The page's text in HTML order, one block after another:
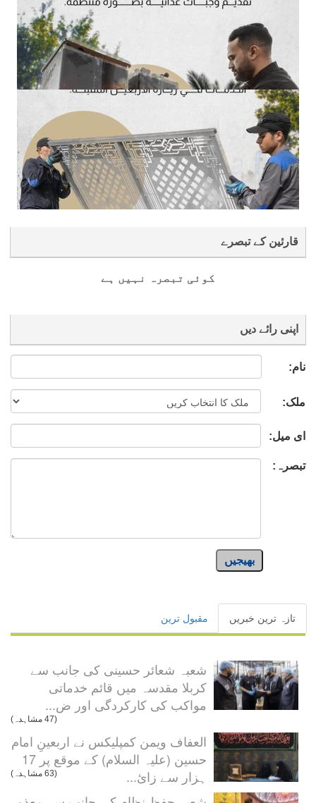
قارئین کے تبصرے
کوئی تبصرہ نہیں ہے
اپنی رائے دیں
نام:
ملک:
ای میل:
تبصرہ:
بھیجیں
تازہ ترین خبریں مقبول ترین
شعبہ شعائر حسینی کی جانب سے
کربلا مقدسہ میں قائم خدماتی
مواکب کی کارکردگی اور ض...
(47 مشاہدہ)
العفاف ویمن کمپلیکس نے اربعینِ امام
حسین (علیہ السلام) کے موقع پر 17
ہزار سے زائ...
(63 مشاہدہ)